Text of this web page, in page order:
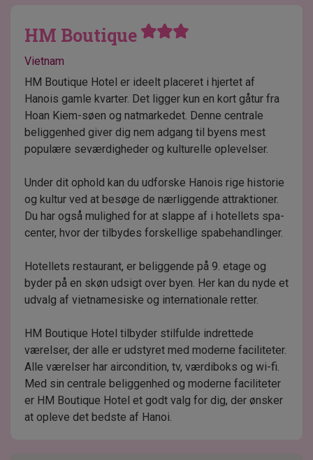
HM Boutique
Vietnam
HM Boutique Hotel er ideelt placeret i hjertet af
Hanois gamle kvarter. Det ligger kun en kort gåtur fra
Hoan Kiem-søen og natmarkedet. Denne centrale
beliggenhed giver dig nem adgang til byens mest
populære seværdigheder og kulturelle oplevelser.
Under dit ophold kan du udforske Hanois rige historie
og kultur ved at besøge de nærliggende attraktioner.
Du har også mulighed for at slappe af i hotellets spa-
center, hvor der tilbydes forskellige spabehandlinger.
Hotellets restaurant, er beliggende på 9. etage og
byder på en skøn udsigt over byen. Her kan du nyde et
udvalg af vietnamesiske og internationale retter.
HM Boutique Hotel tilbyder stilfulde indrettede
værelser, der alle er udstyret med moderne faciliteter.
Alle værelser har aircondition, tv, værdiboks og wi-fi.
Med sin centrale beliggenhed og moderne faciliteter
er HM Boutique Hotel et godt valg for dig, der ønsker
at opleve det bedste af Hanoi.